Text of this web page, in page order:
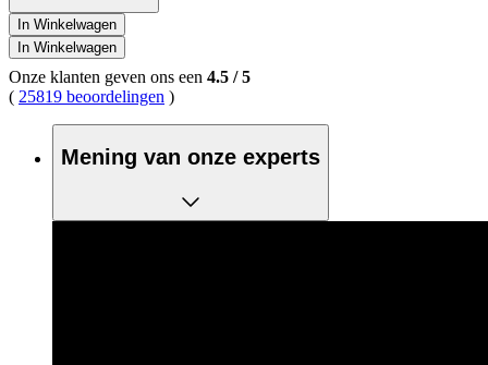
In Winkelwagen
In Winkelwagen
Onze klanten geven ons een 4.5 /5
( 25819 beoordelingen )
Mening van onze experts